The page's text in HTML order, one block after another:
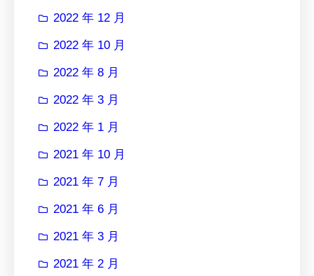
2022 年 12 月
2022 年 10 月
2022 年 8 月
2022 年 3 月
2022 年 1 月
2021 年 10 月
2021 年 7 月
2021 年 6 月
2021 年 3 月
2021 年 2 月